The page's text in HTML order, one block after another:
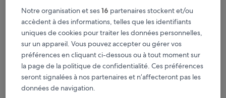
Notre organisation et ses16 partenaires stockent et/ou
accèdent à des informations, telles que les identifiants
uniques de cookies pour traiter les données personnelles,
sur un appareil. Vous pouvez accepter ou gérer vos
préférences en cliquant ci-dessous ou à tout moment sur
la page de la politique de confidentialité. Ces préférences
seront signalées à nos partenaires et n’affecteront pas les
données de navigation.